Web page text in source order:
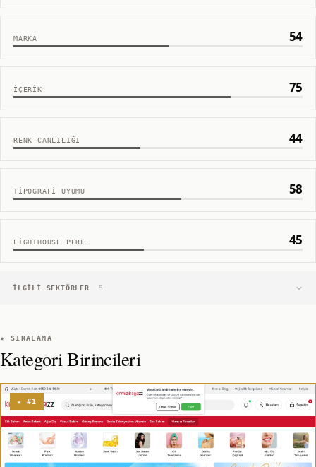
MARKA 54
İÇERIK 75
RENK CANLILIĞI 44
TIPOGRAFI UYUMU 58
LIGHTHOUSE PERF. 45
İLGILI SEKTÖRLER 5
★ SIRALAMA
Kategori Birincileri
★ #1